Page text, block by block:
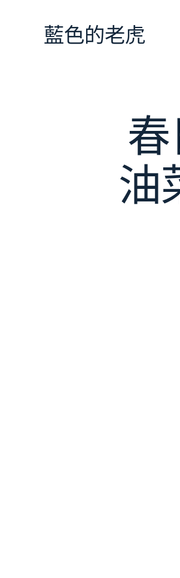
藍色的老虎
油